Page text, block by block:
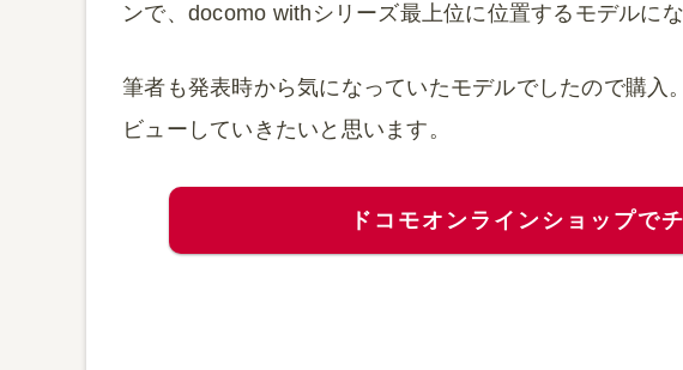
ンで、docomo withシリーズ最上位に位置するモデルにな
筆者も発表時から気になっていたモデルでしたので購入
ビューしていきたいと思います。
ドコモオンラインショップで